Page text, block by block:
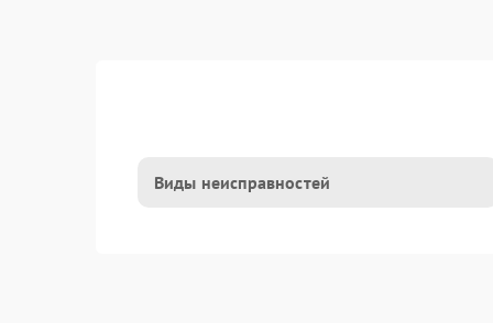
Виды неисправностей